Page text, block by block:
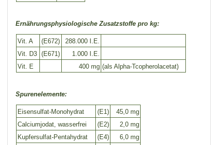
Ernährungsphysiologische Zusatzstoffe pro kg:
Vit. A (E672)
288.000 I.E.
Vit. D3 (E671)
1.000 I.E.
Vit. E
400 mg (als Alpha-Tcopherolacetat)
Spurenelemente:
Eisensulfat-Monohydrat (E1)
45,0 mg
Calciumjodat, wasserfrei
(E2)
2,0 mg
Kupfersulfat-Pentahydrat
(E4)
6,0 mg